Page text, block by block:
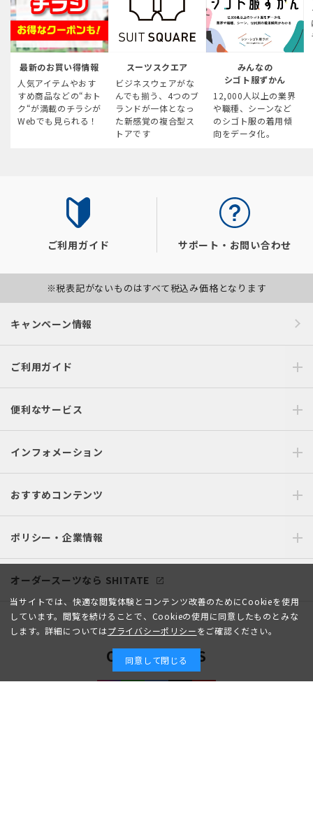
最新のお買い得情報
人気アイテムやおす
すめ商品などの“おト
ク“が満載のチラシが
Webでも見られる！
スーツスクエア
ビジネスウェアがな
んでも揃う、4つのブ
ランドが一体となっ
た新感覚の複合型ス
トアです
みんなの
シゴト服ずかん
12,000人以上の業界
や職種、シーンなど
のシゴト服の着用傾
向をデータ化。
ご利用ガイド サポート・お問い合わせ
※税表記がないものはすべて税込み価格となります
キャンペーン情報
ご利用ガイド
便利なサービス
インフォメーション
おすすめコンテンツ
ポリシー・企業情報
オーダースーツなら SHITATE
OFFICIAL SNS
当サイトでは、快適な閲覧体験とコンテンツ改善のためにCookieを使用
しています。閲覧を続けることで、Cookieの使用に同意したものとみな
します。詳細についてはプライバシーポリシーをご確認ください。
同意して閉じる